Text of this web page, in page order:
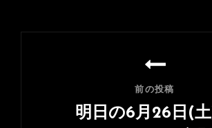
前の投稿
明日の6月26日(